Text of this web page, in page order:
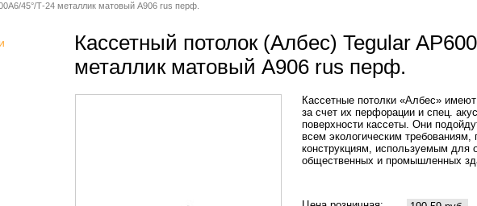
45°/Т-24 металлик матовый А906 rus перф.
Кассетный потолок (Албес) Tegular
металлик матовый А906 rus перф.
Кассетные потолки «Албес»
за счет их перфорации и спец.
поверхности кассеты. Они
всем экологическим
конструкциям, используемым для
общественных и промышленных